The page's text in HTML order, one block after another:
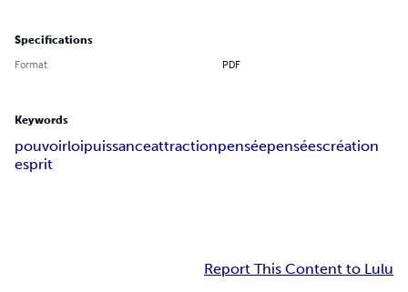
Specifications
Format PDF
Keywords
pouvoirloipuissanceattractionpenséepenséescréation
esprit
Report This Content to Lulu